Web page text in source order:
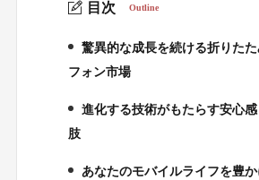
目次 Outline
1.
驚異的な成長を続ける折りた
フォン市場
2.
進化する技術がもたらす安心
肢
あなたのモバイルライフを豊